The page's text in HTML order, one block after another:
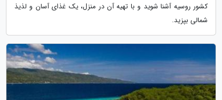
کشور روسیه آشنا شوید و با تهیه آن در منزل، یک غذای آسان و لذیذ
شمالی بپزید.